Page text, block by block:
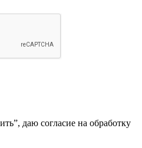
даю согласие на обработку